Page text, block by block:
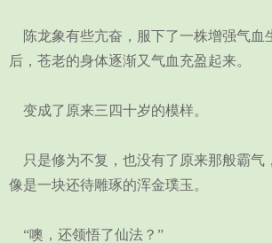
陈龙象有些亢奋，服下了一株增强气血
后，苍老的身体逐渐又气血充盈起来。
变成了原来三四十岁的模样。
只是修为不复，也没有了原来那般霸气
像是一块还待雕琢的浑金璞玉。
“噢，还领悟了仙法？”